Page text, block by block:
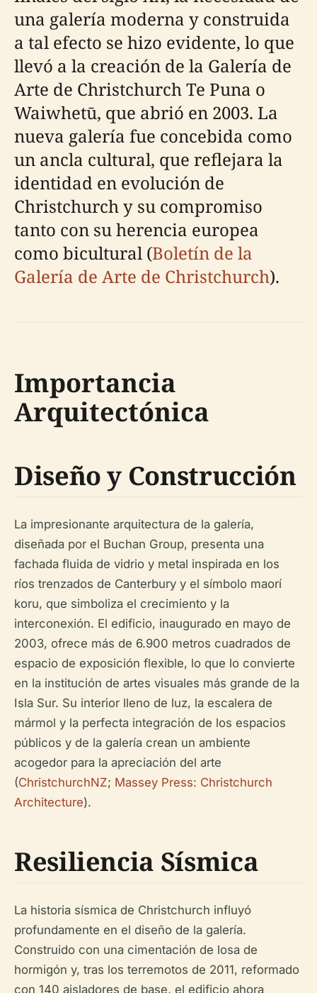
una galería moderna y construida
a tal efecto se hizo evidente, lo que
llevó a la creación de la Galería de
Arte de Christchurch Te Puna o
Waiwhetū, que abrió en 2003. La
nueva galería fue concebida como
un ancla cultural, que reflejara la
identidad en evolución de
Christchurch y su compromiso
tanto con su herencia europea
como bicultural (Boletín de la
Galería de Arte de Christchurch).
Importancia
Arquitectónica
Diseño y Construcción
La impresionante arquitectura de la galería,
diseñada por el Buchan Group, presenta una
fachada fluida de vidrio y metal inspirada en los
ríos trenzados de Canterbury y el símbolo maorí
koru, que simboliza el crecimiento y la
interconexión. El edificio, inaugurado en mayo de
2003, ofrece más de 6.900 metros cuadrados de
espacio de exposición flexible, lo que lo convierte
en la institución de artes visuales más grande de la
Isla Sur. Su interior lleno de luz, la escalera de
mármol y la perfecta integración de los espacios
públicos y de la galería crean un ambiente
acogedor para la apreciación del arte
(ChristchurchNZ; Massey Press: Christchurch
Architecture).
Resiliencia Sísmica
La historia sísmica de Christchurch influyó
profundamente en el diseño de la galería.
Construido con una cimentación de losa de
hormigón y, tras los terremotos de 2011, reformado
con 140 aisladores de base, el edificio ahora